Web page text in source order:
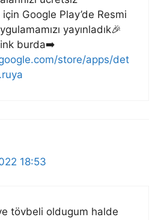
Google Play’de Resmi
yayınladık🎉
burda➡️
store/apps/det
18:53
tövbeli oldugum halde